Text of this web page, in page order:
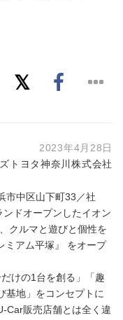
2023年4月28日
トヨタ神奈川株式会社
市中区山下町33／社
ドオープンしたイオン
クルマと遊びと個性を
ミアム平塚』 をオープ
けの1台を創る」「趣
基地」をコンセプトに
Car販売店舗とは全く違